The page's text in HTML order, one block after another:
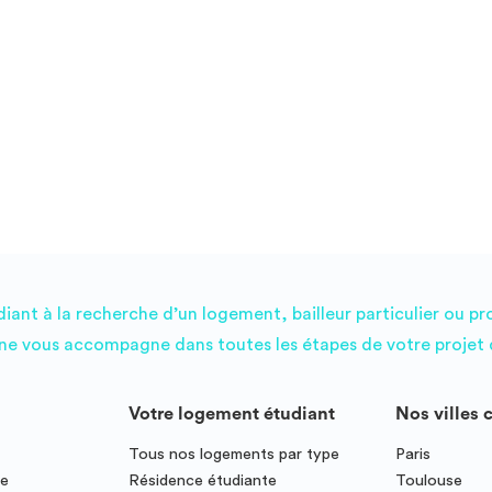
à la recherche d’un logement, bailleur particulier ou
vous accompagne dans toutes les étapes de votre projet
Votre logement étudiant
Tous nos logements par type
Résidence étudiante
Nos villes
Paris
Toulouse